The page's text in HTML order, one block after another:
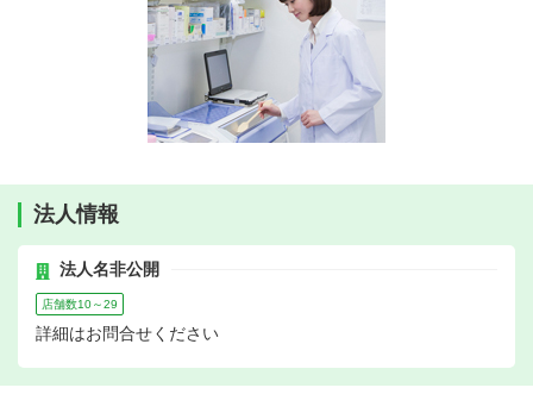
法人情報
法人名非公開
店舗数10～29
詳細はお問合せください